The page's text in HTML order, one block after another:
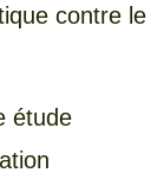
contre le
étude